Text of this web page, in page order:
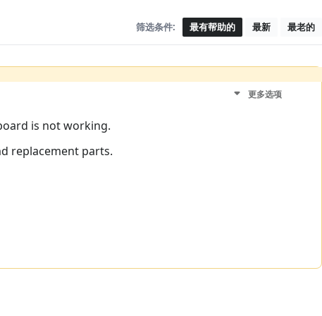
筛选条件: 最有帮助的 最新 最老的
更多选项
is not working.
replacement parts.